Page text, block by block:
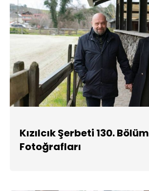
Kızılcık Şerbeti 130. Bölüm
Fotoğrafları